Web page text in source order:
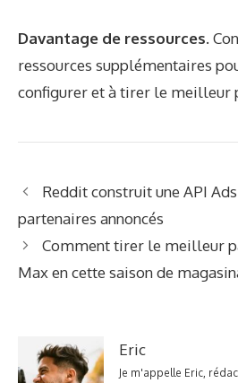
Davantage de ressources.
ressources supplémentaires
configurer et à tirer le meilleur
Reddit construit une API
partenaires annoncés
Comment tirer le meilleur
Max en cette saison de
Eric
Je m'appelle Eric,